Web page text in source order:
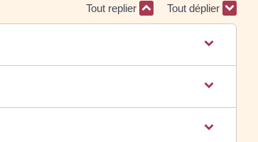
Tout replier Tout déplier